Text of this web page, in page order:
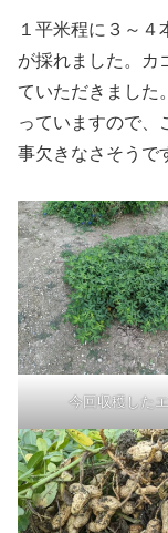
１平米程に３～
が採れました。カ
ていただきました
っていますので、
事欠きなさそうで
今回収穫した